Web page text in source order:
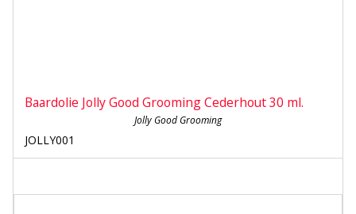
Baardolie Jolly Good Grooming Cederhout 30 ml.
Jolly Good Grooming
JOLLY001